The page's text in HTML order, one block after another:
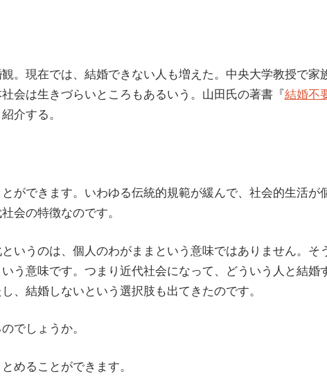
。現在では、結婚できない人も増えた。中央大学教授で家
会は生きづらいところもあるいう。山田氏の著書『結婚不
介する。
ができます。いわゆる伝統的規範が緩んで、社会的生活が
会の特徴なのです。
いうのは、個人のわがままという意味ではありません。そ
う意味です。つまり近代社会になって、どういう人と結婚
、結婚しないという選択肢も出てきたのです。
でしょうか。
めることができます。